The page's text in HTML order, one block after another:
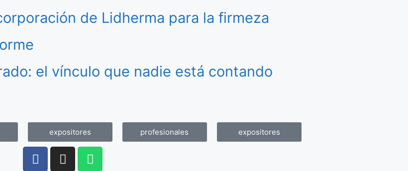
de Lidherma para la firmeza
el vínculo que nadie está contando
expositores profesionales expositores